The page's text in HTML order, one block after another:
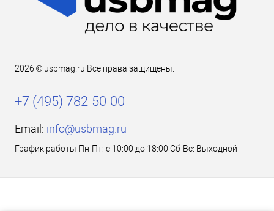
2026 © usbmag.ru Все права защищены.
+7 (495) 782-50-00
Email: info@usbmag.ru
График работы Пн-Пт: с 10:00 до 18:00 Сб-Вс: Выходной